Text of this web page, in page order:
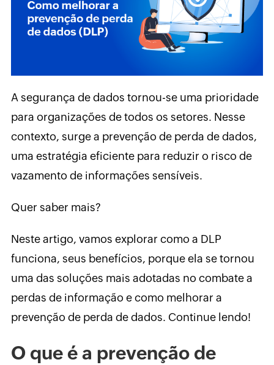
A segurança de dados tornou-se uma prioridade
para organizações de todos os setores. Nesse
contexto, surge a prevenção de perda de dados,
uma estratégia eficiente para reduzir o risco de
vazamento de informações sensíveis.
Quer saber mais?
Neste artigo, vamos explorar como a DLP
funciona, seus benefícios, porque ela se tornou
uma das soluções mais adotadas no combate a
perdas de informação e como melhorar a
prevenção de perda de dados. Continue lendo!
O que é a prevenção de